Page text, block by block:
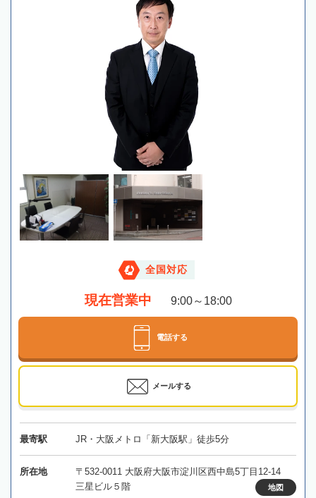
全国対応
現在営業中 9:00～18:00
電話する
メールする
最寄駅 JR・大阪メトロ「新大阪駅」徒歩5分
所在地
〒532-0011 大阪府大阪市淀川区西中島5丁目12-14
三星ビル５階
地図